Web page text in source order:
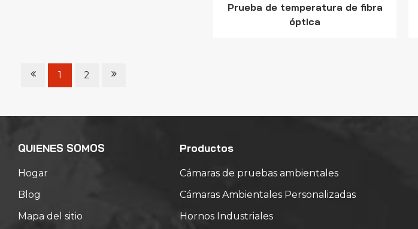
Prueba de temperatura de fibra
óptica
1 2
QUIENES SOMOS
Hogar
Blog
Mapa del sitio
Productos
Cámaras de pruebas ambientales
Cámaras Ambientales Personalizadas
Hornos Industriales